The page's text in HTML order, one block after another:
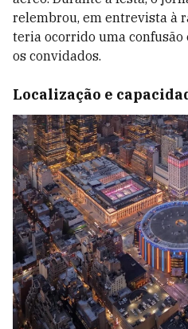
relembrou, em entrevista à
teria ocorrido uma
os convidados.
Localização e